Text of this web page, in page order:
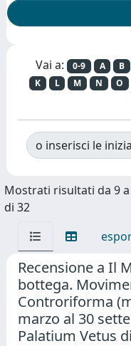
Vai a: 0-9 A B
K
L M N O
o inserisci le
Mostrati risultati da 9
di 32
Recensione a Il
bottega.
Controriforma
marzo al 30
Palatium Vetus